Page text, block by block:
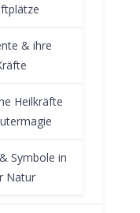
& ihre
Heilkräfte
Symbole in
Natur